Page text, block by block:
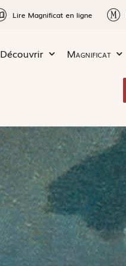
Lire Magnificat en ligne
Découvrir Magnificat